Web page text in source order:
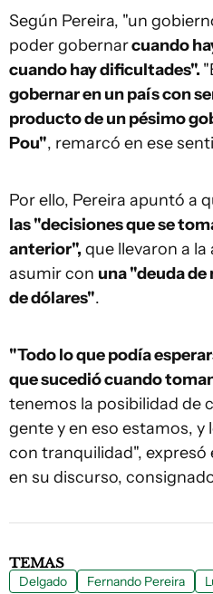
Según Pereira, "un
poder gobernarcuando
cuando hay dificultades".
gobernar en un país con
producto de un pésimo
Pou", remarcó en ese
Por ello, Pereira apuntó a
las "decisiones que se
anterior", que llevaron a
asumir con una "deuda de
de dólares".
"Todo lo que podía
que sucedió cuando
tenemos la posibilidad de
gente y en eso estamos,
con tranquilidad", expresó
en su discurso,
TEMAS
Delgado Fernando Pereira